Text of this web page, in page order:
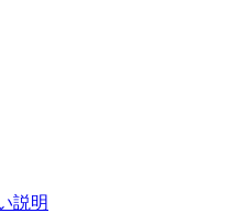
説明